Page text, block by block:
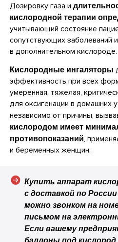
Дозировку газа и
кислородной терапии
учитывающий состояние
сопутствующих заболеваний
в дополнительном кислороде.
Кислородные ингаляторы
эффективность при всех
умеренная, тяжелая,
для оксигенации в домашних
независимо от причины,
кислородом имеет
противопоказаний,
и беременных женщин.
Купить аппарат
с доставкой по
можно звонком на
письмом на
Если вашему
баллоны под
ДЛЯ
Каталог Отзывы
Калитниковская, 26/27с1
Комплектация Частые
+7 (495) 129-51-70
Статьи
info@o203.ru
Контакты Реквизиты
Договор оферты
Согласие на обработку персональных
Политика конфиденциальности